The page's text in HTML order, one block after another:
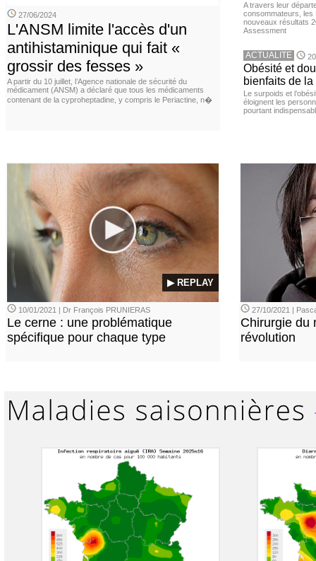
27/06/2024
L'ANSM limite l'accès d'un
antihistaminique qui fait «
grossir des fesses »
A partir du 10 juillet, l’Agence nationale de sécurité du
médicament (ANSM) a déclaré que tous les médicaments
contenant de la cyproheptadine, y compris le Periactine, n�
A travers leur
consommateurs, les
nouveaux résultats
Assessment
ACTUALITE
Obésité et
bienfaits de
Le surpoids et
éloignent les
pourtant
▶ REPLAY
10/01/2021 | Dr François PRUNIERAS
Le cerne : une problématique
spécifique pour chaque type
27/10/2021 |
Chirurgie du
révolution